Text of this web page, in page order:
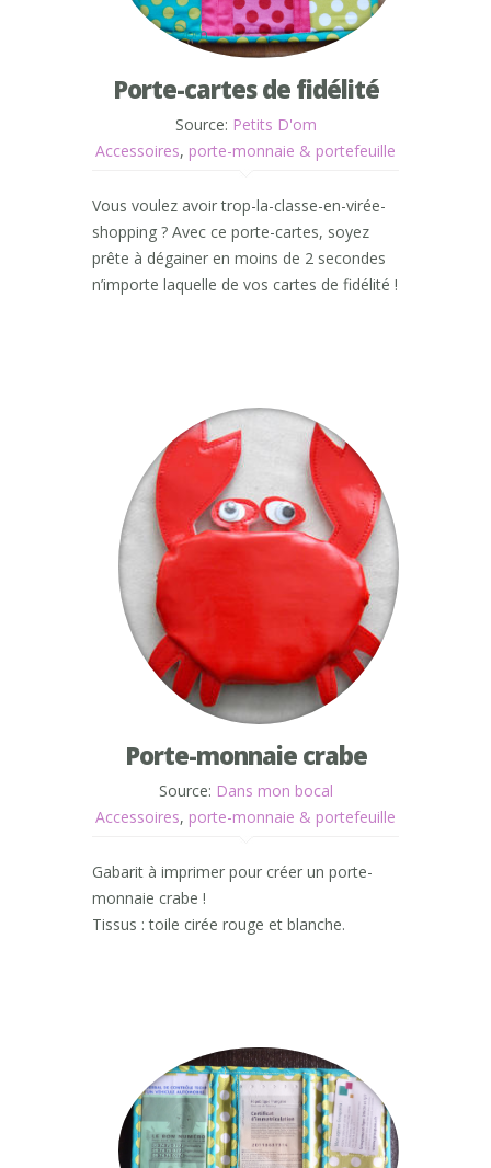
Porte-cartes de fidélité
Source: Petits D'om
Accessoires, porte-monnaie & portefeuille
Vous voulez avoir trop-la-classe-en-virée-
shopping ? Avec ce porte-cartes, soyez
prête à dégainer en moins de 2 secondes
n’importe laquelle de vos cartes de fidélité !
Porte-monnaie crabe
Source: Dans mon bocal
Accessoires, porte-monnaie & portefeuille
Gabarit à imprimer pour créer un porte-
monnaie crabe !
Tissus : toile cirée rouge et blanche.